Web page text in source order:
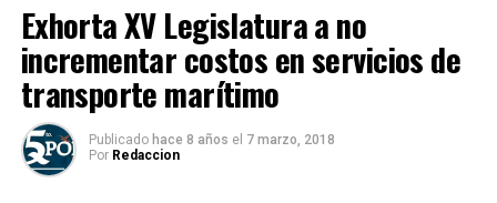
Exhorta XV Legislatura a no
incrementar costos en servicios de
transporte marítimo
Publicado hace 8 años el 7 marzo, 2018
Por Redaccion